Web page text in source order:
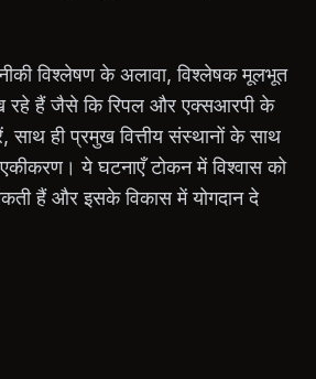
विश्लेषण के अलावा, विश्लेषक मूलभूत
रहे हैं जैसे कि रिपल और एक्सआरपी के
साथ ही प्रमुख वित्तीय संस्थानों के साथ
ये घटनाएँ टोकन में विश्वास को
हैं और इसके विकास में योगदान दे